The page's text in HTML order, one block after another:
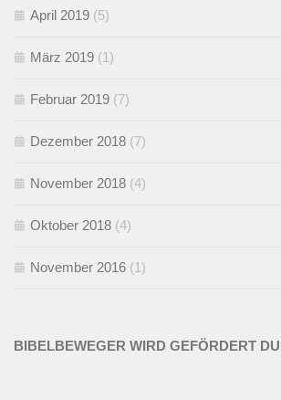
April 2019 (5)
März 2019 (1)
Februar 2019 (7)
Dezember 2018 (7)
November 2018 (4)
Oktober 2018 (4)
November 2016 (1)
BIBELBEWEGER WIRD GEFÖRDERT